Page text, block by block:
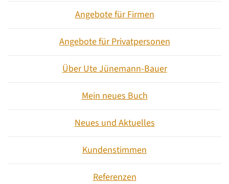
Angebote für Firmen
Angebote für Privatpersonen
Über Ute Jünemann-Bauer
Mein neues Buch
Neues und Aktuelles
Kundenstimmen
Referenzen